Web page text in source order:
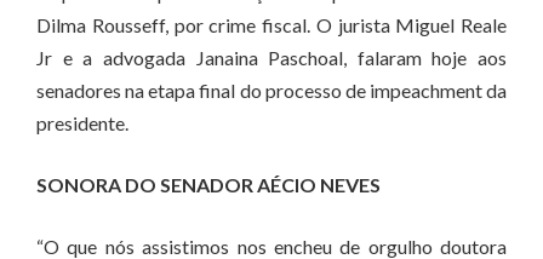
Dilma Rousseff, por crime fiscal. O jurista Miguel Reale
Jr e a advogada Janaina Paschoal, falaram hoje aos
senadores na etapa final do processo de impeachment da
presidente.
SONORA DO SENADOR AÉCIO NEVES
“O que nós assistimos nos encheu de orgulho doutora